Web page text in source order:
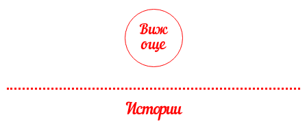
Виж
още
Истории